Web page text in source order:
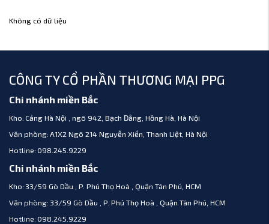
Không có dữ liệu
CÔNG TY CỔ PHẦN THƯƠNG MẠI PPG
Chi nhánh miền Bắc
Kho: Cảng Hà Nội , ngõ 942, Bạch Đằng, Hồng Hà, Hà Nội
Văn phòng: A1X2 Ngõ 214 Nguyễn Xiển, Thanh Liệt, Hà Nội
Hotline: 098.245.9229
Chi nhánh miền Bắc
Kho: 33/59 Gò Dầu , P. Phú Thọ Hoà , Quận Tân Phú, HCM
Văn phòng: 33/59 Gò Dầu , P. Phú Thọ Hoà , Quận Tân Phú, HCM
Hotline: 098.245.9229